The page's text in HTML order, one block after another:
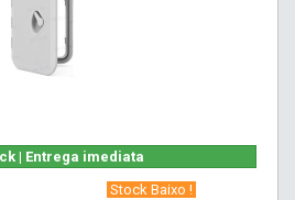
| Entrega imediata
‎ Stock Baixo !‎ ‎